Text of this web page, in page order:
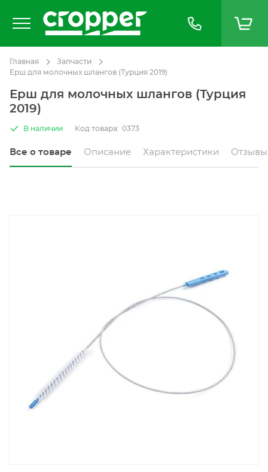
Главная
Запчасти
Ерш для молочных шлангов (Турция 2019)
Ерш для молочных шлангов (Турция
2019)
В наличии Код товара: 0373
Все о товаре Описание Характеристики Отзывы